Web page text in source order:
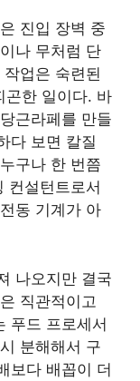
진입 장벽 중
나 무처럼 단
업은 숙련된
곤한 일이다. 바
근라페를 만들
다 보면 칼질
구나 한 번쯤
컨설턴트로서
동 기계가 아
나오지만 결국
직관적이고
푸드 프로세서
분해해서 구
보다 배꼽이 더